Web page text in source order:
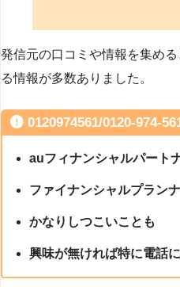
発信元の口コミや情報を集め
る情報が多数ありました。
0120974561/0120-974-
auフィナンシャルパート
ファイナンシャルプラン
かなりしつこいことも
興味が無ければ特に電話